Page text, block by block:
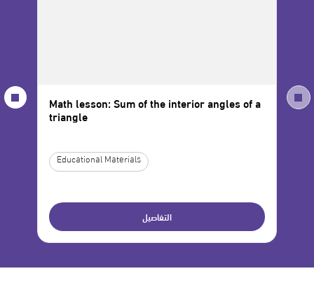
Math lesson: Sum of the interior angles of a
triangle
Educational Materials
التفاصيل